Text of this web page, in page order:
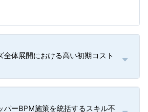
全体展開における高い初期コスト
パーBPM施策を統括するスキル不